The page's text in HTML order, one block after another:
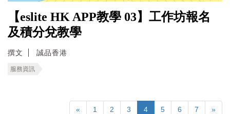
【eslite HK APP教學 03】工作坊報名
及積分兌教學
撰文 誠品香港
服務資訊
« 1 2 3 4 5 6 7 »